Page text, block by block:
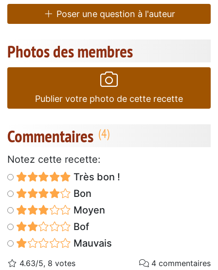
Poser une question à l'auteur
Photos des membres
Publier votre photo de cette recette
Commentaires
Notez cette recette:
Très bon !
Bon
Moyen
Bof
Mauvais
4.63/5, 8 votes 4 commentaires